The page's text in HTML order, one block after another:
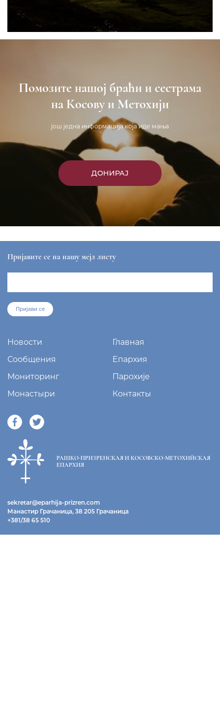
Помозите нашој браћи и сестрама
на Косову и Метохији
још једна информација која иде мања
ДОНИРАЈ
Пријавите се на нашу мејл листу
Пријави се
Новости
Главная
Сообщения
Епархия
Мониторинг
Парохије
Монастыри
Контакты
РАШКО-ПРИЗРЕНСКАЯ И КОСОВСКО-МЕТОХИЙСКАЯ
ЕПАРХИЯ
sekretar@eparhija-prizren.com
Манастир Грачаница, 38 205 Грачаница
+381/38 65 510